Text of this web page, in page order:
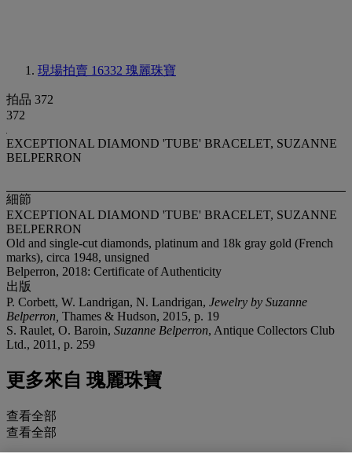
現場拍賣 16332 瑰麗珠寶
拍品 372
372
EXCEPTIONAL DIAMOND 'TUBE' BRACELET, SUZANNE
BELPERRON
細節
EXCEPTIONAL DIAMOND 'TUBE' BRACELET, SUZANNE
BELPERRON
Old and single-cut diamonds, platinum and 18k gray gold (French
marks), circa 1948, unsigned
Belperron, 2018: Certificate of Authenticity
出版
P. Corbett, W. Landrigan, N. Landrigan, Jewelry by Suzanne
Belperron, Thames & Hudson, 2015, p. 19
S. Raulet, O. Baroin, Suzanne Belperron, Antique Collectors Club
Ltd., 2011, p. 259
更多來自 瑰麗珠寶
查看全部
查看全部